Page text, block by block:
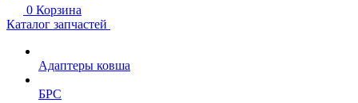
0 Корзина
Каталог запчастей
Адаптеры ковша
БРС